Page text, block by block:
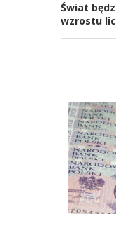
Świat
wzrostu